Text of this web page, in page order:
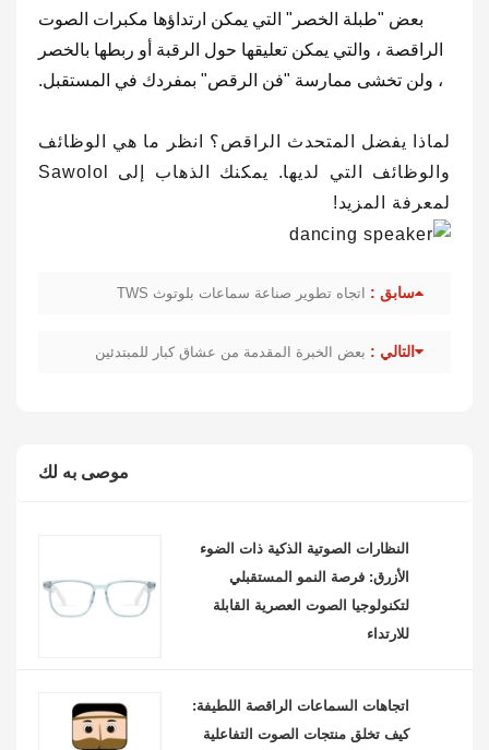
بعض "طبلة الخصر" التي يمكن ارتداؤها مكبرات الصوت
الراقصة ، والتي يمكن تعليقها حول الرقبة أو ربطها بالخصر
، ولن تخشى ممارسة "فن الرقص" بمفردك في المستقبل.
لماذا يفضل المتحدث الراقص؟ انظر ما هي الوظائف
والوظائف التي لديها. يمكنك الذهاب إلى Sawolol
لمعرفة المزيد!
سابق : اتجاه تطوير صناعة سماعات بلوتوث TWS
التالي : بعض الخبرة المقدمة من عشاق كبار للمبتدئين
موصى به لك
النظارات الصوتية الذكية ذات الضوء
الأزرق: فرصة النمو المستقبلي
لتكنولوجيا الصوت العصرية القابلة
للارتداء
اتجاهات السماعات الراقصة اللطيفة:
كيف تخلق منتجات الصوت التفاعلية